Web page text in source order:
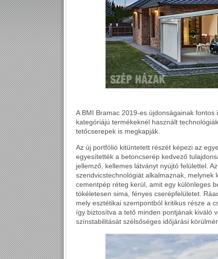
A BMI Bramac 2019-es újdonságainak
kategóriájú termékeknél használt
tetőcserepek is megkapják.
Az új portfólió kitüntetett részét képezi az
egyesítették a betoncserép kedvező
jellemző, kellemes látványt nyújtó felülettel.
szendvicstechnológiát alkalmaznak,
cementpép réteg kerül, amit egy különleges
tökéletesen sima, fényes cserépfelületet.
mely esztétikai szempontból kritikus része a
így biztosítva a tető minden pontjának kiváló​
színstabilitását szélsőséges időjárási